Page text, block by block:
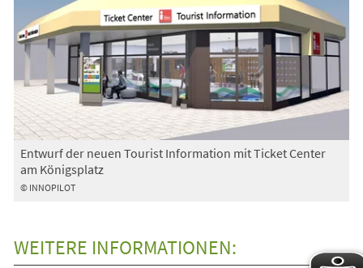
© INNOPILOT
Entwurf der neuen Tourist Information mit Ticket Center
am Königsplatz
WEITERE INFORMATIONEN: